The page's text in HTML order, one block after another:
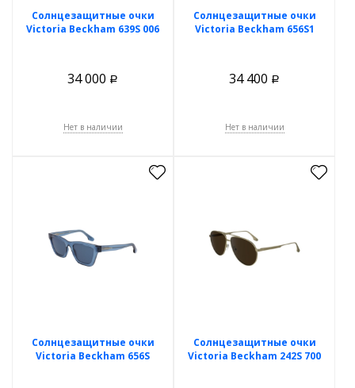
Солнцезащитные очки
Victoria Beckham 639S 006
34 000 Р
Нет в наличии
Солнцезащитные очки
Victoria Beckham 656S1
34 400 Р
Нет в наличии
Солнцезащитные очки
Victoria Beckham 656S
Солнцезащитные очки
Victoria Beckham 242S 700